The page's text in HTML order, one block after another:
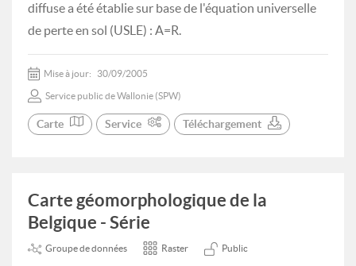
diffuse a été établie sur base de l'équation universelle
de perte en sol (USLE) : A=R.
Mise à jour: 30/09/2005
Service public de Wallonie (SPW)
Carte Service Téléchargement
Carte géomorphologique de la
Belgique - Série
Groupe de données Raster Public